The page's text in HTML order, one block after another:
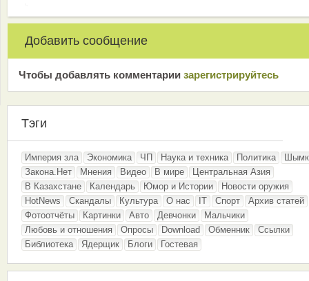
Добавить сообщение
Чтобы добавлять комментарии зарeгиcтрирyйтeсь
Тэги
Империя зла Экономика ЧП Наука и техника Политика
Закона.Нет
Мнения Видео В мире
Центральная Азия
В Казахстане
Календарь Юмор и Истории
Новости оружия
HotNews
Скандалы Культура О нас IT Спорт
Архив статей
Фотоотчёты
Картинки Авто Девчонки
Мальчики
Любовь и отношения
Опросы Download Обменник
Ссылки
Библиотека
Ядерщик Блоги Гостевая